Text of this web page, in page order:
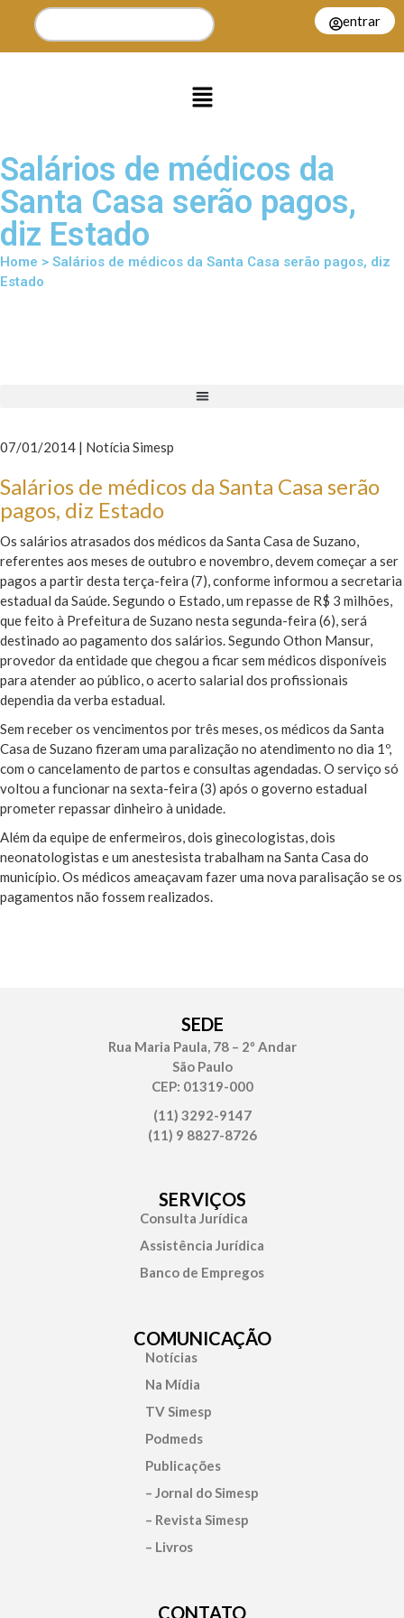
entrar
Salários de médicos da
Santa Casa serão pagos,
diz Estado
Home > Salários de médicos da Santa Casa serão pagos, diz
Estado
07/01/2014 | Notícia Simesp
Salários de médicos da Santa Casa serão
pagos, diz Estado
Os salários atrasados dos médicos da Santa Casa de Suzano,
referentes aos meses de outubro e novembro, devem começar a ser
pagos a partir desta terça-feira (7), conforme informou a secretaria
estadual da Saúde. Segundo o Estado, um repasse de R$ 3 milhões,
que feito à Prefeitura de Suzano nesta segunda-feira (6), será
destinado ao pagamento dos salários. Segundo Othon Mansur,
provedor da entidade que chegou a ficar sem médicos disponíveis
para atender ao público, o acerto salarial dos profissionais
dependia da verba estadual.
Sem receber os vencimentos por três meses, os médicos da Santa
Casa de Suzano fizeram uma paralização no atendimento no dia 1º,
com o cancelamento de partos e consultas agendadas. O serviço só
voltou a funcionar na sexta-feira (3) após o governo estadual
prometer repassar dinheiro à unidade.
Além da equipe de enfermeiros, dois ginecologistas, dois
neonatologistas e um anestesista trabalham na Santa Casa do
município. Os médicos ameaçavam fazer uma nova paralisação se os
pagamentos não fossem realizados.
SEDE
Rua Maria Paula, 78 – 2º Andar
São Paulo
CEP: 01319-000
(11) 3292-9147
(11) 9 8827-8726
SERVIÇOS
Consulta Jurídica
Assistência Jurídica
Banco de Empregos
COMUNICAÇÃO
Notícias
Na Mídia
TV Simesp
Podmeds
Publicações
– Jornal do Simesp
– Revista Simesp
– Livros
CONTATO